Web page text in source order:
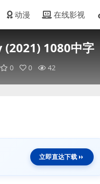
动漫 在线影视
(2021) 1080中字
0 0 42
立即直达下载